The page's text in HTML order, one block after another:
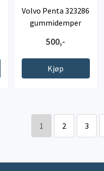
Volvo Penta 323286
gummidemper
500,-
Kjøp
1 2 3